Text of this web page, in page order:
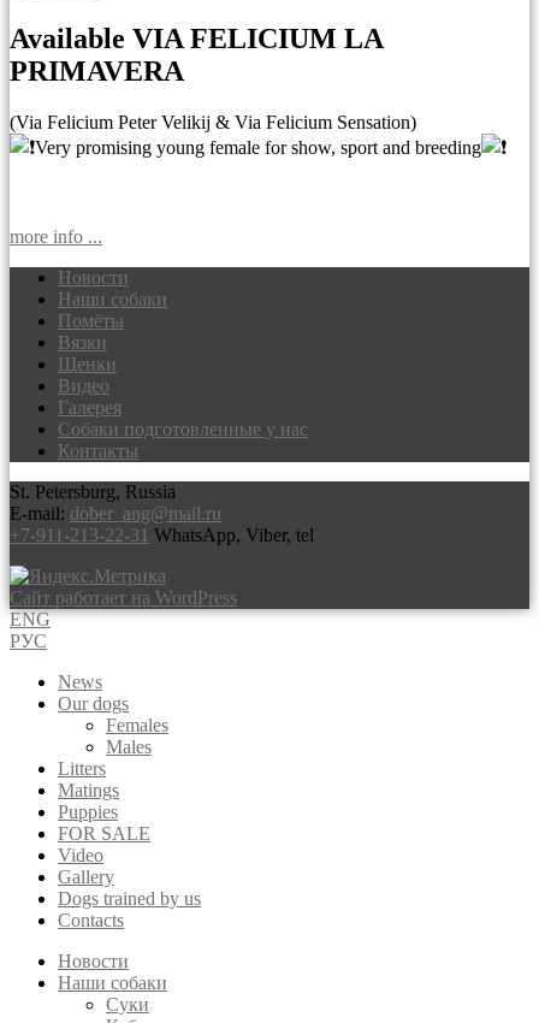
Available VIA FELICIUM LA
PRIMAVERA
(Via Felicium Peter Velikij & Via Felicium Sensation)
Very promising young female for show, sport and breeding
more info ...
Доберманы питомник Via Felicium,
щенки добермана
Новости
Наши собаки
Помёты
Вязки
Щенки
Видео
Галерея
Собаки подготовленные у нас
Контакты
St. Petersburg, Russia
E-mail: dober_ang@mail.ru
+7-911-213-22-31 WhatsApp, Viber, tel
Сайт работает на WordPress
ENG
РУС
News
Our dogs
Females
Males
Litters
Matings
Puppies
FOR SALE
Video
Gallery
Dogs trained by us
Contacts
Новости
Наши собаки
Суки